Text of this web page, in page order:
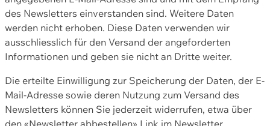
des Newsletters einverstanden sind. Weitere Daten
werden nicht erhoben. Diese Daten verwenden wir
ausschliesslich für den Versand der angeforderten
Informationen und geben sie nicht an Dritte weiter.
Die erteilte Einwilligung zur Speicherung der Daten, der E-
Mail-Adresse sowie deren Nutzung zum Versand des
Newsletters können Sie jederzeit widerrufen, etwa über